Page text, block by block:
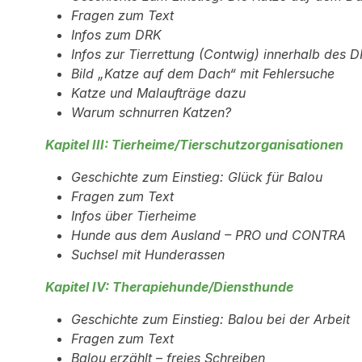
Fragen zum Text
Infos zum DRK
Infos zur Tierrettung (Contwig) innerhalb des
Bild „Katze auf dem Dach“ mit Fehlersuche
Katze und Malaufträge dazu
Warum schnurren Katzen?
Kapitel III: Tierheime/Tierschutzorganisationen
Geschichte zum Einstieg: Glück für Balou
Fragen zum Text
Infos über Tierheime
Hunde aus dem Ausland – PRO und CONTRA
Suchsel mit Hunderassen
Kapitel IV: Therapiehunde/Diensthunde
Geschichte zum Einstieg: Balou bei der Arbeit
Fragen zum Text
Balou erzählt – freies Schreiben